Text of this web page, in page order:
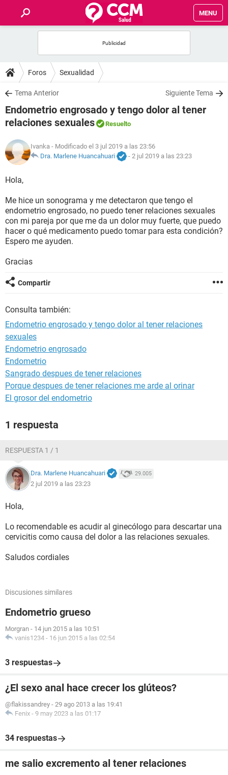
MENU
FOROS
SALUD
FAMILIA
NUTRICIÓN
SEXUALIDAD
GLOSARIO
Foros Sexualidad
Tema Anterior Siguiente Tema
Endometrio engrosado y tengo dolor al tener
relaciones sexuales
Resuelto
Ivanka - Modificado el 3 jul 2019 a las 23:56
Dra. Marlene Huancahuari
- 2 jul 2019 a las 23:23
Hola,
Me hice un sonograma y me detectaron que tengo el
endometrio engrosado, no puedo tener relaciones sexuales
con mi pareja por que me da un dolor muy fuerte, que puedo
hacer o qué medicamento puedo tomar para esta condición?
Espero me ayuden.
Gracias
Compartir
Consulta también:
Endometrio engrosado y tengo dolor al tener relaciones
sexuales
Endometrio engrosado
Endometrio
Sangrado despues de tener relaciones
Porque despues de tener relaciones me arde al orinar
El grosor del endometrio
1 respuesta
RESPUESTA 1 / 1
Dra. Marlene Huancahuari 29.005
2 jul 2019 a las 23:23
Hola,
Lo recomendable es acudir al ginecólogo para descartar una
cervicitis como causa del dolor a las relaciones sexuales.
Saludos cordiales
Discusiones similares
Endometrio grueso
Morgran - 14 jun 2015 a las 10:51
vanis1234 - 16 jun 2015 a las 02:54
3 respuestas
¿El sexo anal hace crecer los glúteos?
@flakissandrey - 29 ago 2013 a las 19:41
Fenix - 9 may 2023 a las 01:17
34 respuestas
me salio excremento al tener relaciones